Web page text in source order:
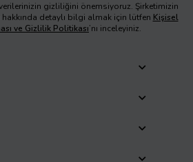
gizliliğini önemsiyoruz. Şirketimizin
detaylı bilgi almak için lütfen Kişisel
ve Gizlilik Politikası’nı inceleyiniz.